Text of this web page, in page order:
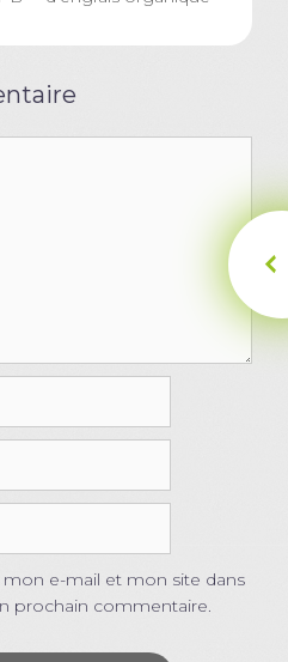
e-mail et mon site dans
prochain commentaire.